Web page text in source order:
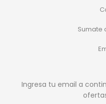
Sumate
Ingresa tu email a